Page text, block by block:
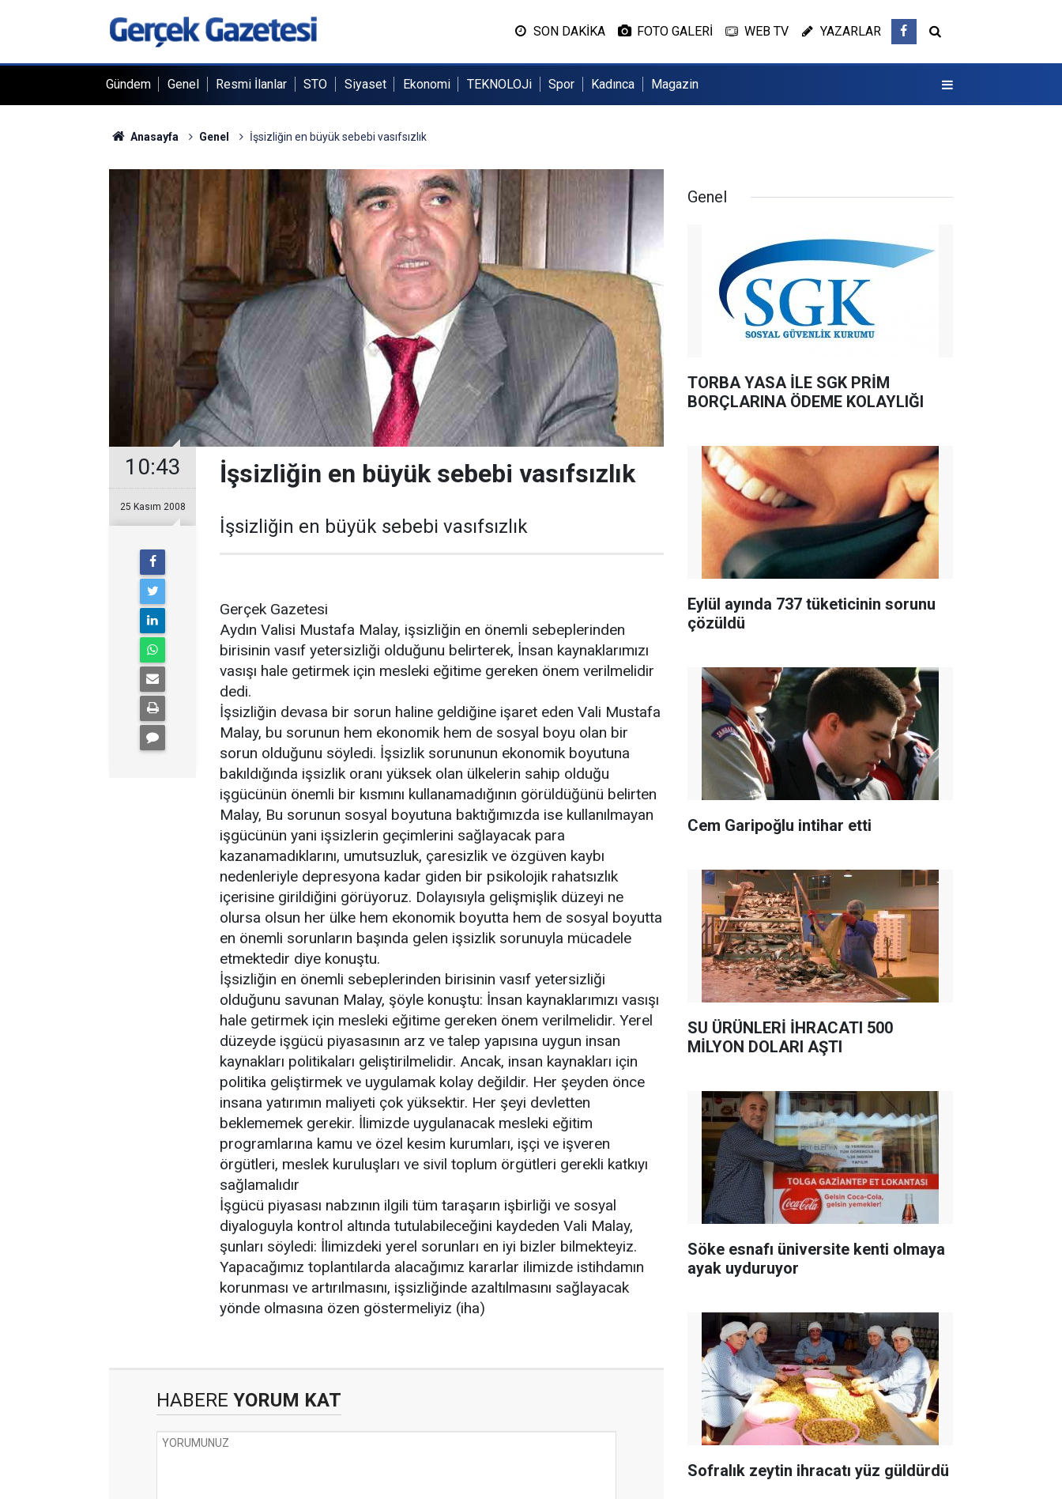
SON DAKİKA FOTO GALERİ WEB TV YAZARLAR
Gündem Genel Resmi İlanlar STO Siyaset Ekonomi TEKNOLOJi Spor Kadınca Magazin
Anasayfa Genel İşsizliğin en büyük sebebi vasıfsızlık
10:43
25 Kasım 2008
İşsizliğin en büyük sebebi vasıfsızlık
İşsizliğin en büyük sebebi vasıfsızlık
Gerçek Gazetesi
Aydın Valisi Mustafa Malay, işsizliğin en önemli sebeplerinden
birisinin vasıf yetersizliği olduğunu belirterek, İnsan kaynaklarımızı
vasışı hale getirmek için mesleki eğitime gereken önem verilmelidir
dedi.
İşsizliğin devasa bir sorun haline geldiğine işaret eden Vali Mustafa
Malay, bu sorunun hem ekonomik hem de sosyal boyu olan bir
sorun olduğunu söyledi. İşsizlik sorununun ekonomik boyutuna
bakıldığında işsizlik oranı yüksek olan ülkelerin sahip olduğu
işgücünün önemli bir kısmını kullanamadığının görüldüğünü belirten
Malay, Bu sorunun sosyal boyutuna baktığımızda ise kullanılmayan
işgücünün yani işsizlerin geçimlerini sağlayacak para
kazanamadıklarını, umutsuzluk, çaresizlik ve özgüven kaybı
nedenleriyle depresyona kadar giden bir psikolojik rahatsızlık
içerisine girildiğini görüyoruz. Dolayısıyla gelişmişlik düzeyi ne
olursa olsun her ülke hem ekonomik boyutta hem de sosyal boyutta
en önemli sorunların başında gelen işsizlik sorunuyla mücadele
etmektedir diye konuştu.
İşsizliğin en önemli sebeplerinden birisinin vasıf yetersizliği
olduğunu savunan Malay, şöyle konuştu: İnsan kaynaklarımızı vasışı
hale getirmek için mesleki eğitime gereken önem verilmelidir. Yerel
düzeyde işgücü piyasasının arz ve talep yapısına uygun insan
kaynakları politikaları geliştirilmelidir. Ancak, insan kaynakları için
politika geliştirmek ve uygulamak kolay değildir. Her şeyden önce
insana yatırımın maliyeti çok yüksektir. Her şeyi devletten
beklememek gerekir. İlimizde uygulanacak mesleki eğitim
programlarına kamu ve özel kesim kurumları, işçi ve işveren
örgütleri, meslek kuruluşları ve sivil toplum örgütleri gerekli katkıyı
sağlamalıdır
İşgücü piyasası nabzının ilgili tüm taraşarın işbirliği ve sosyal
diyaloguyla kontrol altında tutulabileceğini kaydeden Vali Malay,
şunları söyledi: İlimizdeki yerel sorunları en iyi bizler bilmekteyiz.
Yapacağımız toplantılarda alacağımız kararlar ilimizde istihdamın
korunması ve artırılmasını, işsizliğinde azaltılmasını sağlayacak
yönde olmasına özen göstermeliyiz (iha)
HABERE YORUM KAT
Genel
TORBA YASA İLE SGK PRİM
BORÇLARINA ÖDEME KOLAYLIĞI
Eylül ayında 737 tüketicinin sorunu
çözüldü
Cem Garipoğlu intihar etti
SU ÜRÜNLERİ İHRACATI 500
MİLYON DOLARI AŞTI
Söke esnafı üniversite kenti olmaya
ayak uyduruyor
Sofralık zeytin ihracatı yüz güldürdü